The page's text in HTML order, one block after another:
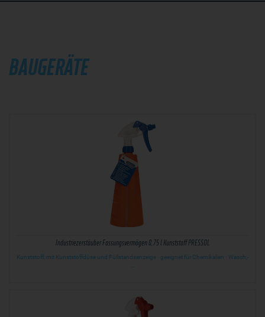
BAUGERÄTE
Industriezerstäuber Fassungsvermögen 0,75 l Kunststoff PRESSOL
Kunststoff, mit Kunststoffdüse und Füllstandsanzeige · geeignet für Chemikalien · Wasch,-
…